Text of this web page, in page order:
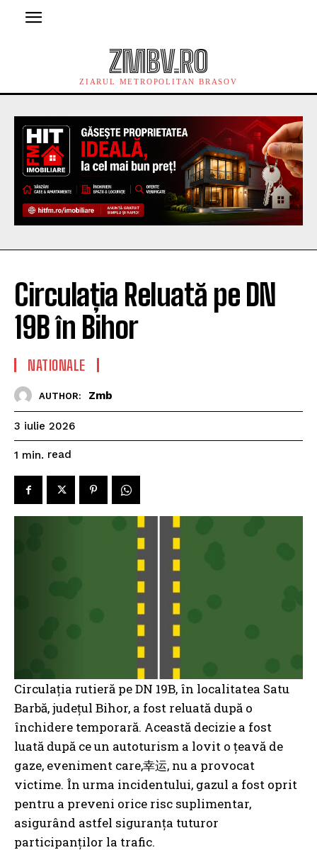
ZMBV.RO
ZIARUL METROPOLITAN BRASOV
Circulația Reluată pe DN
19B în Bihor
NATIONALE
AUTHOR: Zmb
3 iulie 2026
1 min. read
Circulația rutieră pe DN 19B, în localitatea Satu
Barbă, județul Bihor, a fost reluată după o
închidere temporară. Această decizie a fost
luată după ce un autoturism a lovit o țeavă de
gaze, eveniment care,幸运, nu a provocat
victime. În urma incidentului, gazul a fost oprit
pentru a preveni orice risc suplimentar,
asigurând astfel siguranța tuturor
participanților la trafic.